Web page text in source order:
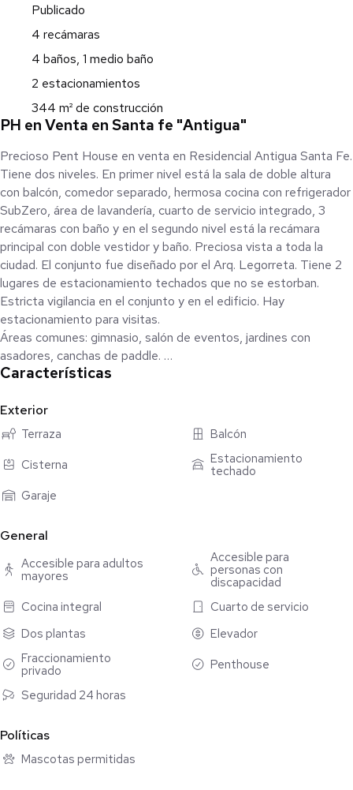
Publicado
4 recámaras
4 baños, 1 medio baño
2 estacionamientos
344 m² de construcción
PH en Venta en Santa fe "Antigua"
Precioso Pent House en venta en Residencial Antigua Santa Fe.
Tiene dos niveles. En primer nivel está la sala de doble altura
con balcón, comedor separado, hermosa cocina con refrigerador
SubZero, área de lavandería, cuarto de servicio integrado, 3
recámaras con baño y en el segundo nivel está la recámara
principal con doble vestidor y baño. Preciosa vista a toda la
ciudad. El conjunto fue diseñado por el Arq. Legorreta. Tiene 2
lugares de estacionamiento techados que no se estorban.
Estricta vigilancia en el conjunto y en el edificio. Hay
estacionamiento para visitas.
Áreas comunes: gimnasio, salón de eventos, jardines con
asadores, canchas de paddle.
Aceptan mascotas.
Características
Exterior
Terraza
Balcón
Cisterna
Estacionamiento
techado
Garaje
General
Accesible para adultos
mayores
Accesible para
personas con
discapacidad
Cocina integral
Cuarto de servicio
Dos plantas
Elevador
Fraccionamiento
privado
Penthouse
Seguridad 24 horas
Políticas
Mascotas permitidas